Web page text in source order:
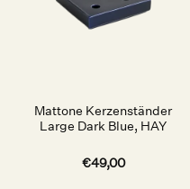
Mattone Kerzenständer
Large Dark Blue, HAY
€49,00